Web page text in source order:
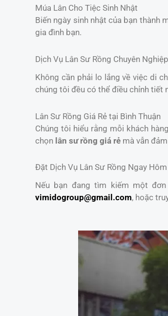
Múa Lân Cho Tiệc Sinh Nhật
Biến ngày sinh nhật của bạn thành
gia đình bạn.
Dịch Vụ Lân Sư Rồng Chuyên
Không cần phải lo lắng về việc di
chúng tôi đều có thể điều chỉnh tiết
Lân Sư Rồng Giá Rẻ tại Bình Thuận
Chúng tôi hiểu rằng mỗi khách
chọn lân sư rồng giá rẻ mà vẫn
Đặt Dịch Vụ Lân Sư Rồng Ngay Hôm
Nếu bạn đang tìm kiếm một
vimidogroup@gmail.com, hoặc